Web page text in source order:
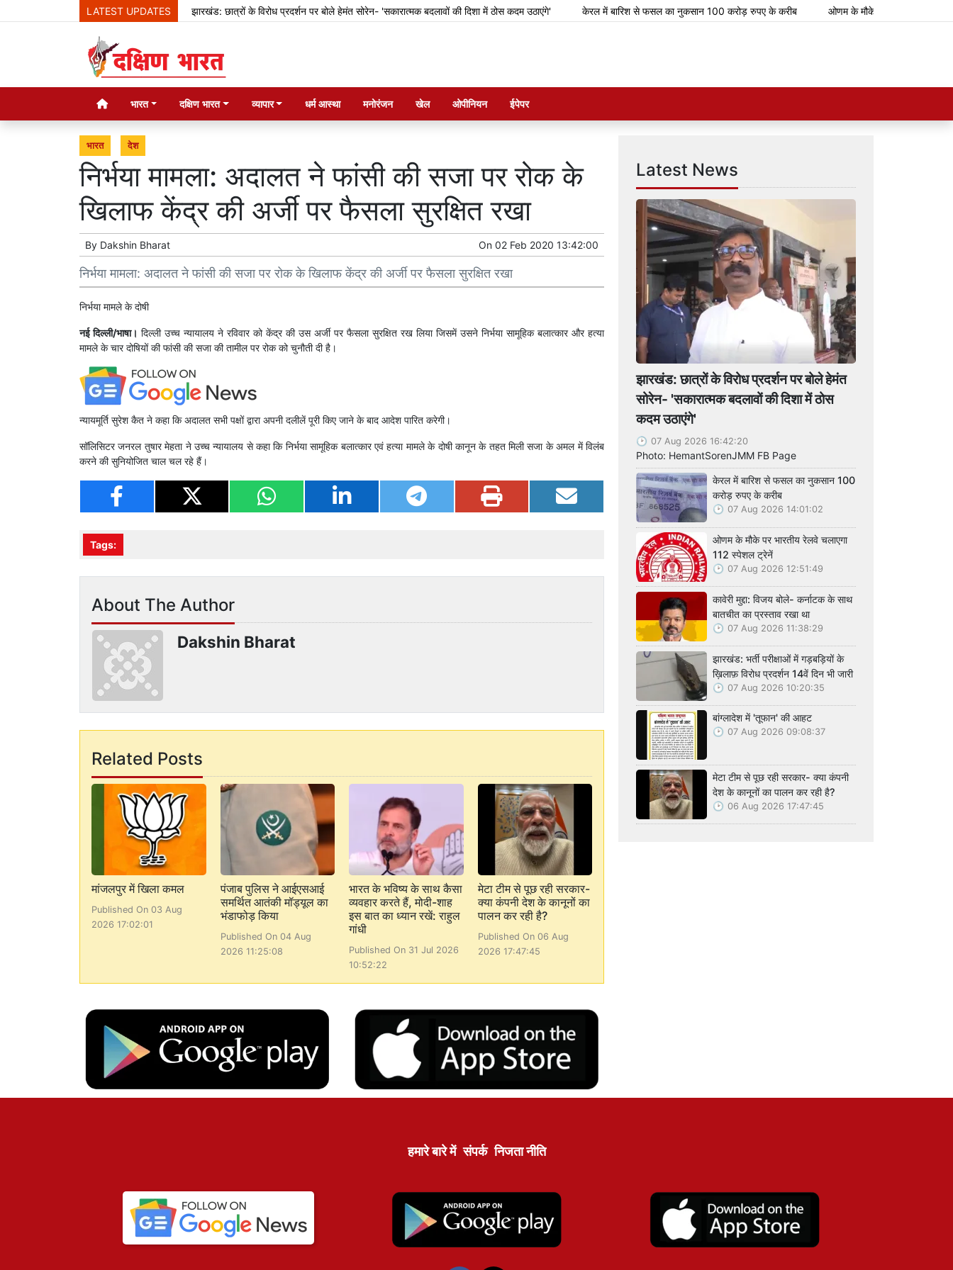
LATEST UPDATESझारखंड: छात्रों के विरोध प्रदर्शन पर बोले हेमंत सोरेन- 'सकारात्मक बदलावों की दिशा में ठोस कदम उठाएंगे' केरल में बारिश से फसल का नुकसान 100 करोड़ रुपए के करीब ओणम के मौके पर भारतीय रेलवे चलाएगा
भारत दक्षिण भारत व्यापार धर्म आस्था मनोरंजन खेल ओपीनियन ईपेपर
भारत देश
निर्भया मामला: अदालत ने फांसी की सजा पर रोक के
खिलाफ केंद्र की अर्जी पर फैसला सुरक्षित रखा
By Dakshin Bharat On 02 Feb 2020 13:42:00
निर्भया मामला: अदालत ने फांसी की सजा पर रोक के खिलाफ केंद्र की अर्जी पर फैसला सुरक्षित रखा
निर्भया मामले के दोषी
नई दिल्ली/भाषा। दिल्ली उच्च न्यायालय ने रविवार को केंद्र की उस अर्जी पर फैसला सुरक्षित रख लिया जिसमें उसने निर्भया सामूहिक बलात्कार और हत्या
मामले के चार दोषियों की फांसी की सजा की तामील पर रोक को चुनौती दी है।
न्यायमूर्ति सुरेश कैत ने कहा कि अदालत सभी पक्षों द्वारा अपनी दलीलें पूरी किए जाने के बाद आदेश पारित करेगी।
सॉलिसिटर जनरल तुषार मेहता ने उच्च न्यायालय से कहा कि निर्भया सामूहिक बलात्कार एवं हत्या मामले के दोषी कानून के तहत मिली सजा के अमल में विलंब
करने की सुनियोजित चाल चल रहे हैं।
Tags:
About The Author
Dakshin Bharat
Related Posts
मांजलपुर में खिला कमल
Published On 03 Aug
2026 17:02:01
पंजाब पुलिस ने आईएसआई
समर्थित आतंकी मॉड्यूल का
भंडाफोड़ किया
Published On 04 Aug
2026 11:25:08
भारत के भविष्य के साथ कैसा
व्यवहार करते हैं, मोदी-शाह
इस बात का ध्यान रखें: राहुल
गांधी
Published On 31 Jul 2026
10:52:22
मेटा टीम से पूछ रही सरकार-
क्या कंपनी देश के कानूनों का
पालन कर रही है?
Published On 06 Aug
2026 17:47:45
Latest News
झारखंड: छात्रों के विरोध प्रदर्शन पर बोले हेमंत
सोरेन- 'सकारात्मक बदलावों की दिशा में ठोस
कदम उठाएंगे'
07 Aug 2026 16:42:20
Photo: HemantSorenJMM FB Page
केरल में बारिश से फसल का नुकसान 100
करोड़ रुपए के करीब
07 Aug 2026 14:01:02
ओणम के मौके पर भारतीय रेलवे चलाएगा
112 स्पेशल ट्रेनें
07 Aug 2026 12:51:49
कावेरी मुद्दा: विजय बोले- कर्नाटक के साथ
बातचीत का प्रस्ताव रखा था
07 Aug 2026 11:38:29
झारखंड: भर्ती परीक्षाओं में गड़बड़ियों के
ख़िलाफ़ विरोध प्रदर्शन 14वें दिन भी जारी
07 Aug 2026 10:20:35
बांग्लादेश में 'तूफान' की आहट
07 Aug 2026 09:08:37
मेटा टीम से पूछ रही सरकार- क्या कंपनी
देश के कानूनों का पालन कर रही है?
06 Aug 2026 17:47:45
हमारे बारे में संपर्क निजता नीति